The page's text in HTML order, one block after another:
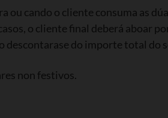
ou cando o cliente consuma as
o cliente final deberá aboar
descontarase do importe total do
non festivos.